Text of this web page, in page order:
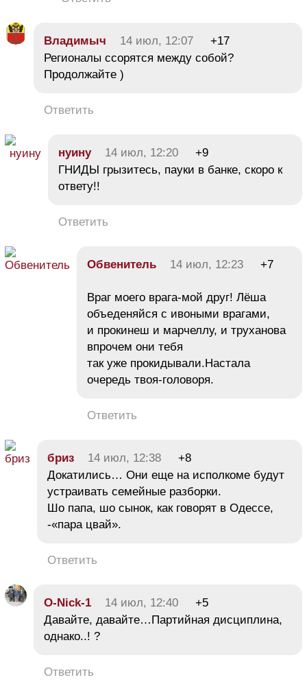
Владимыч 14 июл, 12:07
+17
Регионалы ссорятся между собой?
Продолжайте )
Ответить
нуину 14 июл, 12:20
+9
ГНИДЫ грызитесь, пауки в банке, скоро к
ответу!!
Ответить
Обвенитель 14 июл, 12:23 +7
Враг моего врага-мой друг! Лёша
объеденяйся с ивоными врагами,
и прокинеш и марчеллу, и труханова
впрочем они тебя
так уже прокидывали.Настала
очередь твоя-головоря.
Ответить
бриз 14 июл, 12:38
+8
Докатились… Они еще на исполкоме будут
устраивать семейные разборки.
Шо папа, шо сынок, как говорят в Одессе,
-«пара цвай».
Ответить
O-Nick-1 14 июл, 12:40
+5
Давайте, давайте…Партийная дисциплина,
однако..! ?
Ответить